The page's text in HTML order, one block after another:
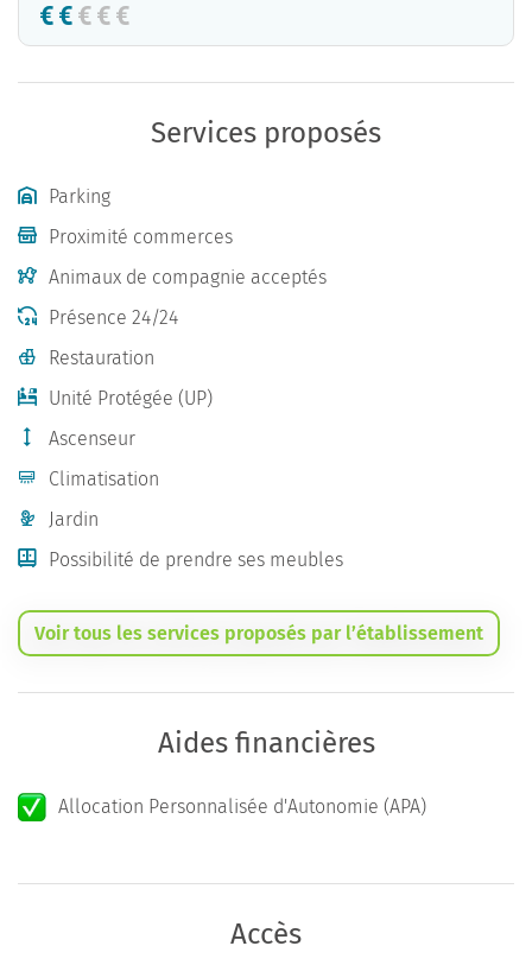
Services proposés
Parking
Proximité commerces
Animaux de compagnie acceptés
Présence 24/24
Restauration
Unité Protégée (UP)
Ascenseur
Climatisation
Jardin
Possibilité de prendre ses meubles
Voir tous les services proposés par l’établissement
Aides financières
Allocation Personnalisée d'Autonomie (APA)
Accès